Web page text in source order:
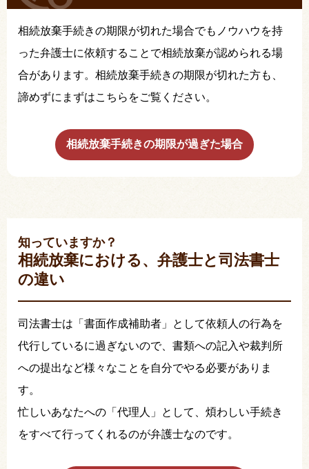
相続放棄手続きの期限が切れた場合でもノウハウを持
った弁護士に依頼することで相続放棄が認められる場
合があります。相続放棄手続きの期限が切れた方も、
諦めずにまずはこちらをご覧ください。
相続放棄手続きの期限が過ぎた場合
知っていますか？
相続放棄における、弁護士と司法書士
の違い
司法書士は「書面作成補助者」として依頼人の行為を
代行しているに過ぎないので、書類への記入や裁判所
への提出など様々なことを自分でやる必要がありま
す。
忙しいあなたへの「代理人」として、煩わしい手続き
をすべて行ってくれるのが弁護士なのです。